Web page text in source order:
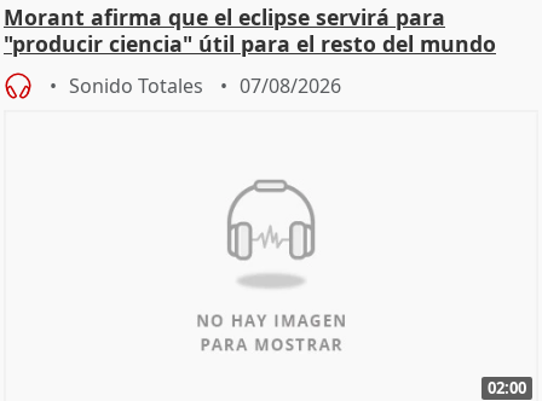
Morant afirma que el eclipse servirá para
"producir ciencia" útil para el resto del mundo
Sonido Totales 07/08/2026
02:00